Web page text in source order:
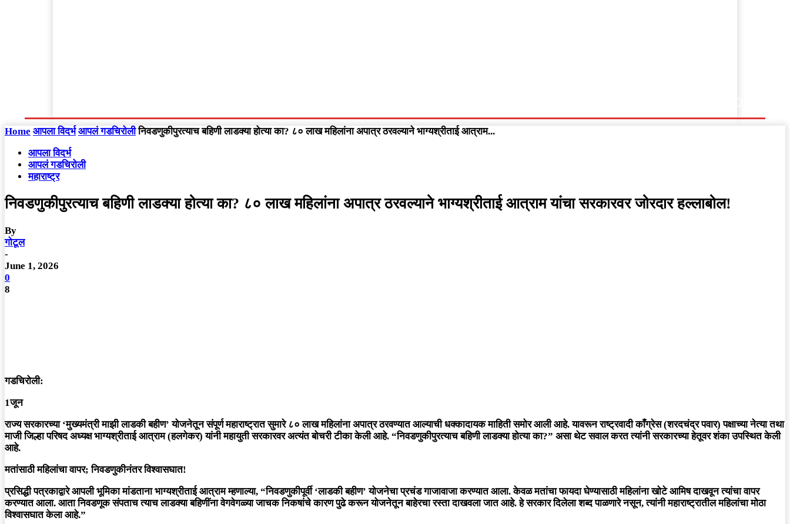
Home आपला विदर्भ आपलं गडचिरोली निवडणुकीपुरत्याच बहिणी लाडक्या होत्या का? ८० लाख महिलांना अपात्र ठरवल्याने भाग्यश्रीताई आत्राम...
आपला विदर्भ
आपलं गडचिरोली
महाराष्ट्र
निवडणुकीपुरत्याच बहिणी लाडक्या होत्या का? ८० लाख महिलांना अपात्र ठरवल्याने भाग्यश्रीताई आत्राम यांचा सरकारवर जोरदार हल्लाबोल!
By
गोटूल
-
June 1, 2026
0
8
गडचिरोली:
1जून
राज्य सरकारच्या ‘मुख्यमंत्री माझी लाडकी बहीण’ योजनेतून संपूर्ण महाराष्ट्रात सुमारे ८० लाख महिलांना अपात्र ठरवण्यात आल्याची धक्कादायक माहिती समोर आली आहे. यावरून राष्ट्रवादी काँग्रेस (शरदचंद्र पवार) पक्षाच्या नेत्या तथा
माजी जिल्हा परिषद अध्यक्ष भाग्यश्रीताई आत्राम (हलगेकर) यांनी महायुती सरकारवर अत्यंत बोचरी टीका केली आहे. “निवडणुकीपुरत्याच बहिणी लाडक्या होत्या का?” असा थेट सवाल करत त्यांनी सरकारच्या हेतूवर शंका उपस्थित केली
आहे.
मतांसाठी महिलांचा वापर; निवडणुकीनंतर विश्वासघात!
​प्रसिद्धी पत्रकाद्वारे आपली भूमिका मांडताना भाग्यश्रीताई आत्राम म्हणाल्या, “निवडणुकीपूर्वी ‘लाडकी बहीण’ योजनेचा प्रचंड गाजावाजा करण्यात आला. केवळ मतांचा फायदा घेण्यासाठी महिलांना खोटे आमिष दाखवून त्यांचा वापर
करण्यात आला. आता निवडणूक संपताच त्याच लाडक्या बहिणींना वेगवेगळ्या जाचक निकषांचे कारण पुढे करून योजनेतून बाहेरचा रस्ता दाखवला जात आहे. हे सरकार दिलेला शब्द पाळणारे नसून, त्यांनी महाराष्ट्रातील महिलांचा मोठा
विश्वासघात केला आहे.”